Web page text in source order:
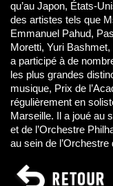
qu’au Japon, États-
des artistes tels que
Emmanuel Pahud,
Moretti, Yuri
a participé à de
les plus grandes
musique, Prix de
régulièrement en
Marseille. Il a joué au
et de l’Orchestre
au sein de l’Orchestre